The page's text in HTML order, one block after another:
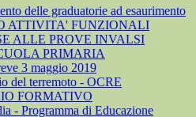
delle graduatorie ad esaurimento
ATTIVITA' FUNZIONALI
ALLE PROVE INVALSI
PRIMARIA
3 maggio 2019
del terremoto - OCRE
FORMATIVO
- Programma di Educazione